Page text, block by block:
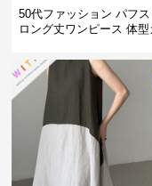
50代ファッション パフ
ロング丈ワンピース 体型